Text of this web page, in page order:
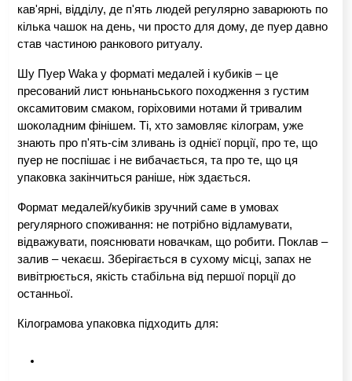
кав'ярні, відділу, де п'ять людей регулярно заварюють по
кілька чашок на день, чи просто для дому, де пуер давно
став частиною ранкового ритуалу.
Шу Пуер Waka у форматі медалей і кубиків – це
пресований лист юньнаньського походження з густим
оксамитовим смаком, горіховими нотами й тривалим
шоколадним фінішем. Ті, хто замовляє кілограм, уже
знають про п'ять-сім зливань із однієї порції, про те, що
пуер не поспішає і не вибачається, та про те, що ця
упаковка закінчиться раніше, ніж здається.
Формат медалей/кубиків зручний саме в умовах
регулярного споживання: не потрібно відламувати,
відважувати, пояснювати новачкам, що робити. Поклав –
залив – чекаєш. Зберігається в сухому місці, запах не
вивітрюється, якість стабільна від першої порції до
останньої.
Кілограмова упаковка підходить для: